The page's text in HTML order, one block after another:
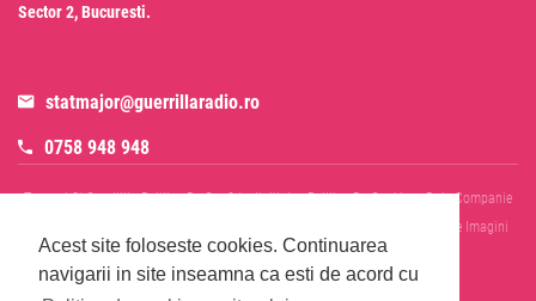
Acest site foloseste cookies. Continuarea
navigarii in site inseamna ca esti de acord cu
Sector 2, Bucuresti.
statmajor@guerrillaradio.ro
0758 948 948
Termeni Si Conditii Politica De Confidentialitate Politica De Cookies
Date Companie
Informare Prelucrare Imagini
Evenimente
Cod Deontologic